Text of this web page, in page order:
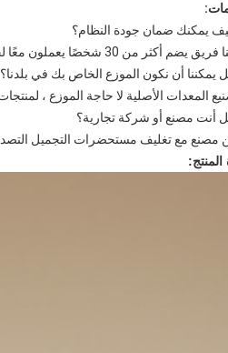
يمكنك ضمان جودة النظام؟
من 30 شخصًا يعملون معًا لخدمة عملائنا. نحن نحرص كل طلب كل عملية.
أن نكون الموزع الخاص بك في بلدنا؟
أنت مصنع أو شركة تجارية؟